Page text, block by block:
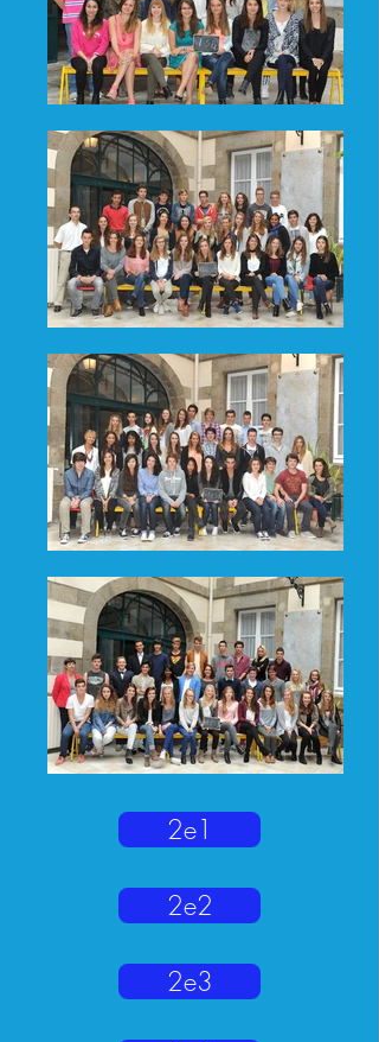
2e1
2e2
2e3